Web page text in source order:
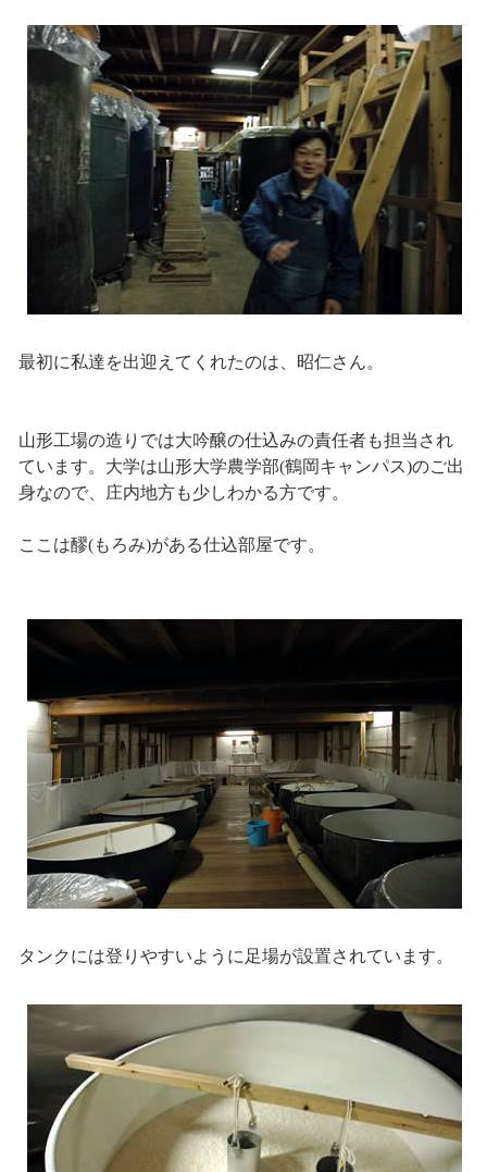
最初に私達を出迎えてくれたのは、昭仁さん。
山形工場の造りでは大吟醸の仕込みの責任者も担当され
ています。大学は山形大学農学部(鶴岡キャンパス)のご出
身なので、庄内地方も少しわかる方です。
ここは醪(もろみ)がある仕込部屋です。
タンクには登りやすいように足場が設置されています。